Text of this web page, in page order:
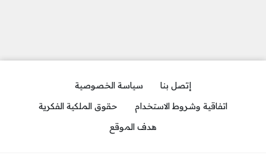
إتصل بنا
سياسة الخصوصية
اتفاقية وشروط الاستخدام
حقوق الملكية الفكرية
هدف الموقع